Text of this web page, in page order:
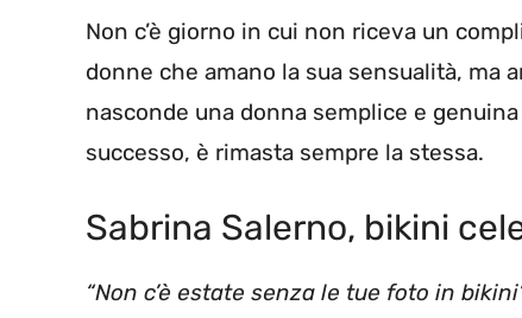
Non c’è giorno in cui non riceva un
donne che amano la sua sensualità, ma
nasconde una donna semplice e
successo, è rimasta sempre la stessa.
Sabrina Salerno, bikini
“Non c’è estate senza le tue foto in